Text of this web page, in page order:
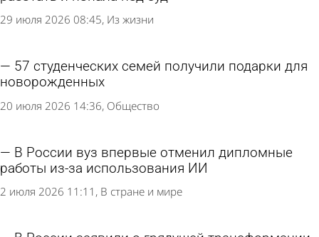
29 июля 2026 08:45 Из жизни
57 студенческих семей получили подарки для
новорожденных
20 июля 2026 14:36 Общество
В России вуз впервые отменил дипломные
работы из-за использования ИИ
2 июля 2026 11:11 В стране и мире